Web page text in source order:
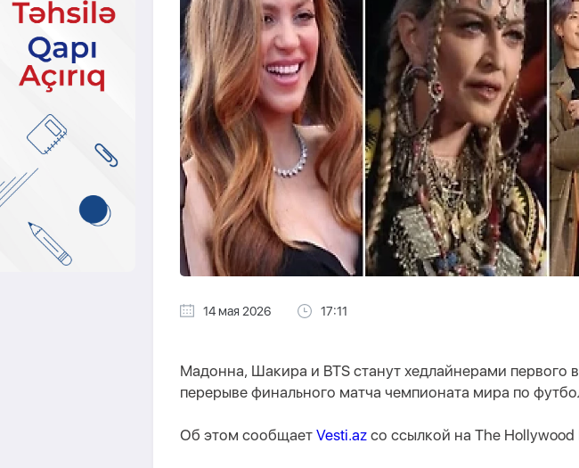
14 мая 2026 17:11
Мадонна, Шакира и BTS станут хедлайнерами первого
перерыве финального матча чемпионата мира по
Об этом сообщает Vesti.az со ссылкой на The Hollywood